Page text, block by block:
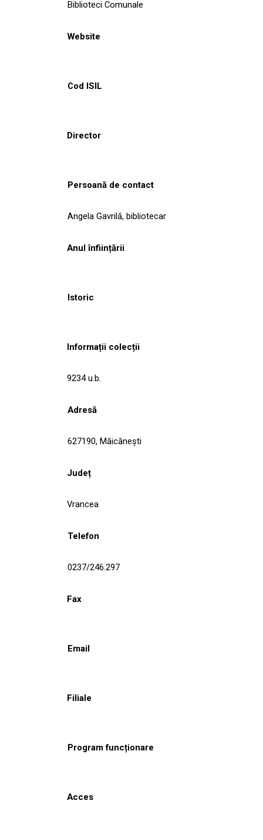
Biblioteci Comunale
Website
Cod ISIL
Director
Persoană de contact
Angela Gavrilă, bibliotecar
Anul înființării
Istoric
Informații colecții
9234 u.b.
Adresă
627190, Măicăneşti
Județ
Vrancea
Telefon
0237/246.297
Fax
Email
Filiale
Program funcționare
Acces